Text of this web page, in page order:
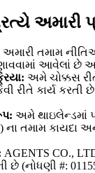
અમારી
અમારી તમામ
આવેલાં
અમે ચોક્કસ
રીતે કાર્ય
અમે થાઇલેન્ડમાં
ના તમામ કાયદા
AGENTS CO.,
છે (નોધણી #: